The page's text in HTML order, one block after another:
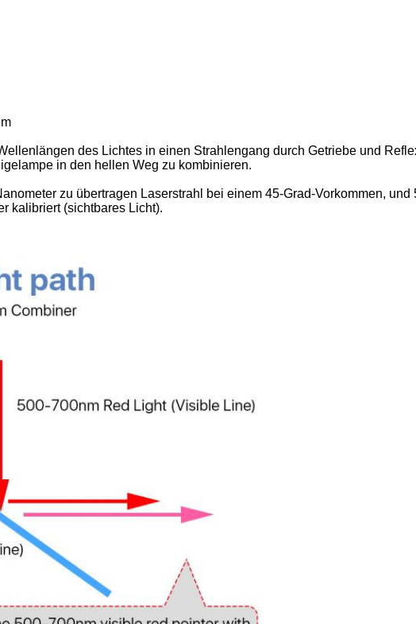
des Lichtes in einen Strahlengang durch Getriebe und
in den hellen Weg zu kombinieren.
zu übertragen Laserstrahl bei einem 45-Grad-Vorkommen,
kalibriert (sichtbares Licht).